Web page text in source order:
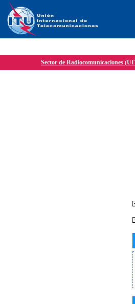
Sector de Radiocomunicaciones